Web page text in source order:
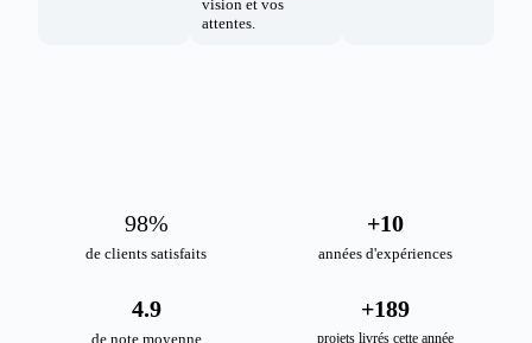
vision et vos
attentes.
de clients satisfaits
98%
années d'expériences
+10
de note moyenne
4.9
projets livrés cette année
+189